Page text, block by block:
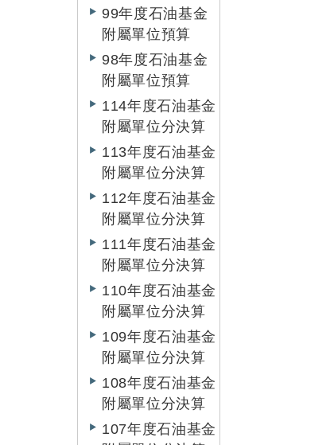
99年度石油基金
附屬單位預算
98年度石油基金
附屬單位預算
114年度石油基金
附屬單位分決算
113年度石油基金
附屬單位分決算
112年度石油基金
附屬單位分決算
111年度石油基金
附屬單位分決算
110年度石油基金
附屬單位分決算
109年度石油基金
附屬單位分決算
108年度石油基金
附屬單位分決算
107年度石油基金